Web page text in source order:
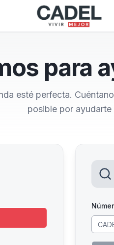
para
esté perfecta.
posible por ayudarte